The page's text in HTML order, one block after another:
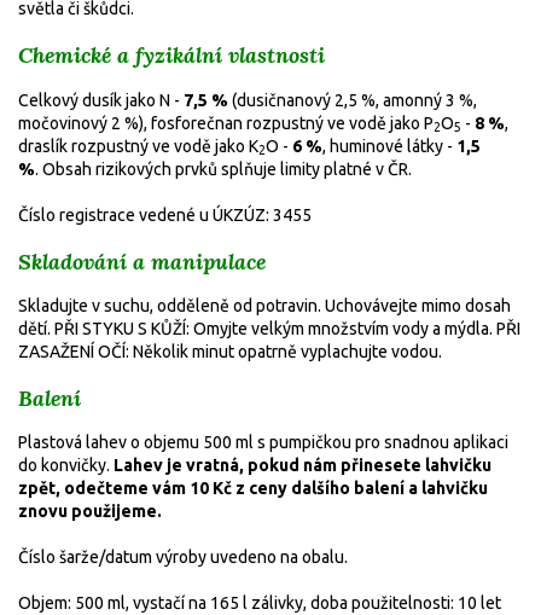
světla či škůdci.
Chemické a fyzikální vlastnosti
Celkový dusík jako N - 7,5 % (dusičnanový 2,5 %, amonný 3 %,
močovinový 2 %), fosforečnan rozpustný ve vodě jako P2O5 - 8 %,
draslík rozpustný ve vodě jako K2O - 6 %, huminové látky - 1,5
%. Obsah rizikových prvků splňuje limity platné v ČR.
Číslo registrace vedené u ÚKZÚZ: 3455
Skladování a manipulace
Skladujte v suchu, odděleně od potravin. Uchovávejte mimo dosah
dětí. PŘI STYKU S KŮŽÍ: Omyjte velkým množstvím vody a mýdla. PŘI
ZASAŽENÍ OČÍ: Několik minut opatrně vyplachujte vodou.
Balení
Plastová lahev o objemu 500 ml s pumpičkou pro snadnou aplikaci
do konvičky. Lahev je vratná, pokud nám přinesete lahvičku
zpět, odečteme vám 10 Kč z ceny dalšího balení a lahvičku
znovu použijeme.
Číslo šarže/datum výroby uvedeno na obalu.
Objem: 500 ml, vystačí na 165 l zálivky, doba použitelnosti: 10 let